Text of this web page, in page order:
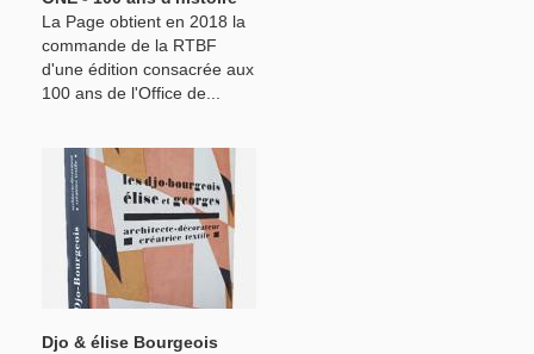
La Page obtient en 2018 la
commande de la RTBF
d'une édition consacrée aux
100 ans de l'Office de...
Djo & élise Bourgeois